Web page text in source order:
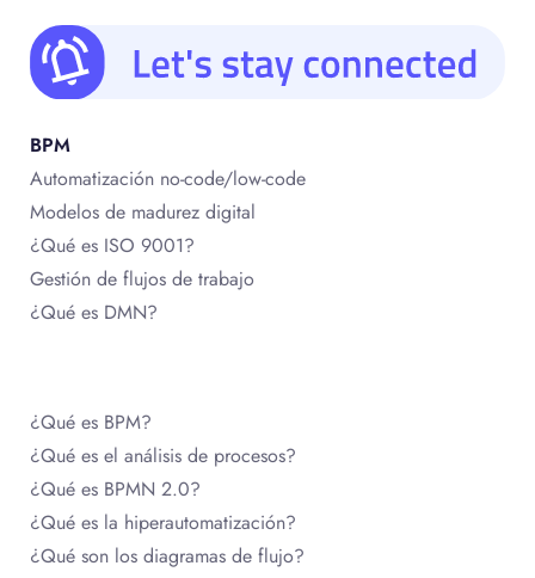
BPM
Automatización no-code/low-code
Modelos de madurez digital
¿Qué es ISO 9001?
Gestión de flujos de trabajo
¿Qué es DMN?
¿Qué es BPM?
¿Qué es el análisis de procesos?
¿Qué es BPMN 2.0?
¿Qué es la hiperautomatización?
¿Qué son los diagramas de flujo?